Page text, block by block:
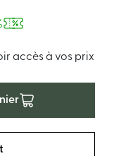
accès à vos prix